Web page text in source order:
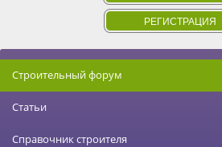
РЕГИСТРАЦИЯ
Строительный форум
Статьи
Справочник строителя